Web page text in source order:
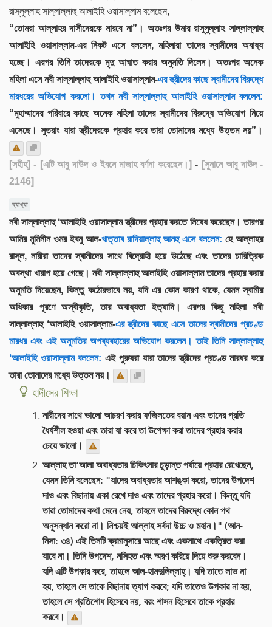
রাসূলুল্লাহ সাল্লাল্লাহু আলাইহি ওয়াসাল্লাম বলেছেন,
“তোমরা আল্লাহর দাসীদেরকে মারবে না”। অতঃপর উমার রাসূলুল্লাহ সাল্লাল্লাহু
আলাইহি ওয়াসাল্লাম-এর নিকট এসে বললেন, মহিলারা তাদের স্বামীদের অবাধ্য
হচ্ছে। এরপর তিনি তাদেরকে মৃদু আঘাত করার অনুমতি দিলেন। অতঃপর অনেক
মহিলা এসে নবী সাল্লাল্লাহু আলাইহি ওয়াসাল্লাম-এর স্ত্রীদের কাছে স্বামীদের বিরুদ্ধে
মারধরের অভিযোগ করলো। তখন নবী সাল্লাল্লাহু আলাইহি ওয়াসাল্লাম বললেন:
“মুহাম্মাদের পরিবারে কাছে অনেক মহিলা তাদের স্বামীদের বিরুদ্ধে অভিযোগ নিয়ে
এসেছে। সুতরাং যারা স্ত্রীদেরকে প্রহার করে তারা তোমাদের মধ্যে উত্তম নয়”।
[সহীহ] - [এটি আবু দাউদ ও ইবনে মাজাহ বর্ণনা করেছেন।] - [সুনানে আবু দাঊদ -
2146]
ব্যাখ্যা
নবী সাল্লাল্লাহু ‘আলাইহি ওয়াসাল্লাম স্ত্রীদের প্রহার করতে নিষেধ করেছেন। তারপর
আমির মুমিনীন ওমর ইবনু আল-খাত্তাব রাদিয়াল্লাহু আনহু এসে বললেন: হে আল্লাহর
রাসূল, নারীরা তাদের স্বামীদের সাথে বিদ্রোহী হয়ে উঠেছে এবং তাদের চারিত্রিক
অবস্থা খারাপ হয়ে গেছে। নবী সাল্লাল্লাহু আলাইহি ওয়াসাল্লাম তাদের প্রহার করার
অনুমতি দিয়েছেন, কিন্তু কঠোরভাবে নয়, যদি এর কোন কারণ থাকে, যেমন স্বামীর
অধিকার পূরণে অস্বীকৃতি, তার অবাধ্যতা ইত্যাদি। এরপর কিছু মহিলা নবী
সাল্লাল্লাহু ‘আলাইহি ওয়াসাল্লাম-এর স্ত্রীদের কাছে এসে তাদের স্বামীদের প্রচণ্ড
মারধর এবং এই অনুমতির অপব্যবহারের অভিযোগ করলেন। তাই তিনি সাল্লাল্লাহু
‘আলাইহি ওয়াসাল্লাম বললেন: এই পুরুষরা যারা তাদের স্ত্রীদের প্রচণ্ড মারধর করে
তারা তোমাদের মধ্যে উত্তম নয়।
হাদীসের শিক্ষা
নারীদের সাথে ভালো আচরণ করার ফজিলতের বয়ান এবং তাদের প্রতি
ধৈর্যশীল হওয়া এবং তারা যা করে তা উপেক্ষা করা তাদের প্রহার করার
চেয়ে ভালো।
আল্লাহ তা‘আলা অবাধ্যতার চিকিৎসার চূড়ান্ত পর্যায়ে প্রহার রেখেছেন,
যেমন তিনি বলেছেন: "যাদের অবাধ্যতার আশঙ্কা করো, তাদের উপদেশ
দাও এবং বিছানায় একা রেখে দাও এবং তাদের প্রহার করো। কিন্তু যদি
তারা তোমাদের কথা মেনে নেয়, তাহলে তাদের বিরুদ্ধে কোন পথ
অনুসন্ধান করো না। নিশ্চয়ই আল্লাহ সর্বদা উচ্চ ও মহান।" (আন-
নিসা: ৩৪) এই তিনটি ক্রমানুসারে আছে এবং একসাথে একত্রিত করা
যাবে না। তিনি উপদেশ, নসিহত এবং স্মরণ করিয়ে দিয়ে শুরু করবেন।
যদি এটি উপকার করে, তাহলে আল-হামদুলিল্লাহ্। যদি তাতে লাভ না
হয়, তাহলে সে তাকে বিছানায় ত্যাগ করবে; যদি তাতেও উপকার না হয়,
তাহলে সে প্রতিশোধ হিসেবে নয়, বরং শাসন হিসেবে তাকে প্রহার
করবে।